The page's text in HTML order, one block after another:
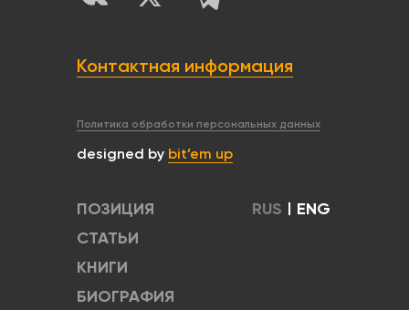
Контактная информация
Политика обработки персональных данных
designed by bit’em up
ПОЗИЦИЯ
СТАТЬИ
КНИГИ
БИОГРАФИЯ
RUS | ENG